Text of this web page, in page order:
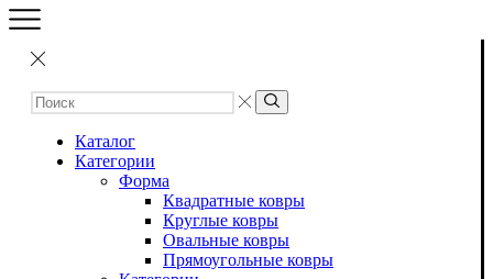
Каталог
Категории
Форма
Квадратные ковры
Круглые ковры
Овальные ковры
Прямоугольные ковры